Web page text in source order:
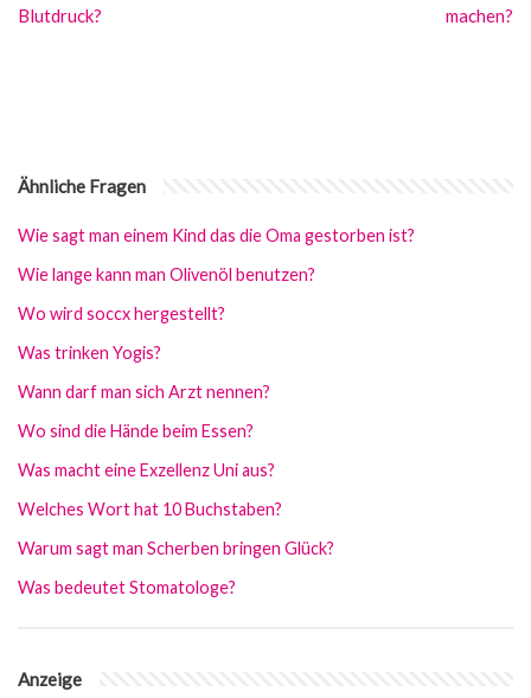
Blutdruck?
machen?
Ähnliche Fragen
Wie sagt man einem Kind das die Oma gestorben ist?
Wie lange kann man Olivenöl benutzen?
Wo wird soccx hergestellt?
Was trinken Yogis?
Wann darf man sich Arzt nennen?
Wo sind die Hände beim Essen?
Was macht eine Exzellenz Uni aus?
Welches Wort hat 10 Buchstaben?
Warum sagt man Scherben bringen Glück?
Was bedeutet Stomatologe?
Anzeige